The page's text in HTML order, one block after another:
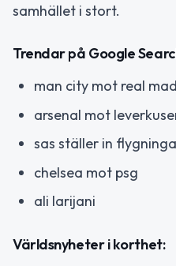
samhället i stort.
Trendar på Google
man city mot real
arsenal mot
sas ställer in
chelsea mot psg
ali larijani
Världsnyheter i korthet: